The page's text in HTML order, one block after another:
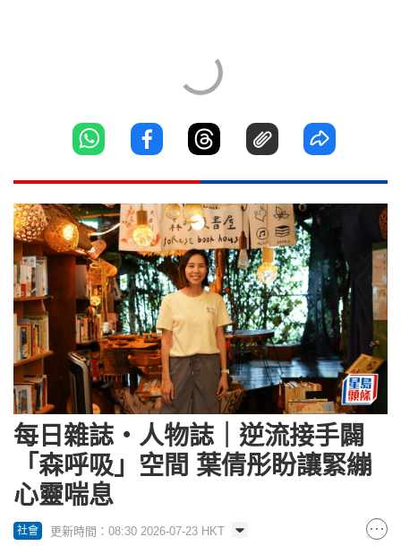
每日雜誌‧人物誌｜逆流接手闢
「森呼吸」空間 葉倩彤盼讓緊繃
心靈喘息
社會 更新時間：08:30 2026-07-23 HKT